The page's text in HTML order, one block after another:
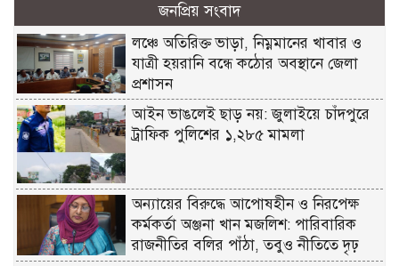
জনপ্রিয় সংবাদ
লঞ্চে অতিরিক্ত ভাড়া, নিম্নমানের খাবার ও
যাত্রী হয়রানি বন্ধে কঠোর অবস্থানে জেলা
প্রশাসন
আইন ভাঙলেই ছাড় নয়: জুলাইয়ে চাঁদপুরে
ট্রাফিক পুলিশের ১,২৮৫ মামলা
অন্যায়ের বিরুদ্ধে আপোষহীন ও নিরপেক্ষ
কর্মকর্তা অঞ্জনা খান মজলিশ: পারিবারিক
রাজনীতির বলির পাঁঠা, তবুও নীতিতে দৃঢ়